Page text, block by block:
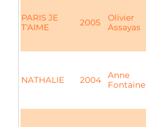
PARIS JE
T'AIME
2005
Olivier
Assayas
NATHALIE 2004
Anne
Fontaine